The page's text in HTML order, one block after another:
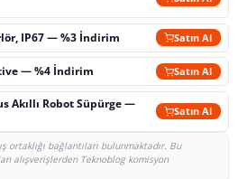
IP67 — %3 İndirim Satın Al
— %4 İndirim Satın Al
Akıllı Robot Süpürge —
Satın Al
bağlantıları bulunmaktadır. Bu
alışverişlerden Teknoblog komisyon